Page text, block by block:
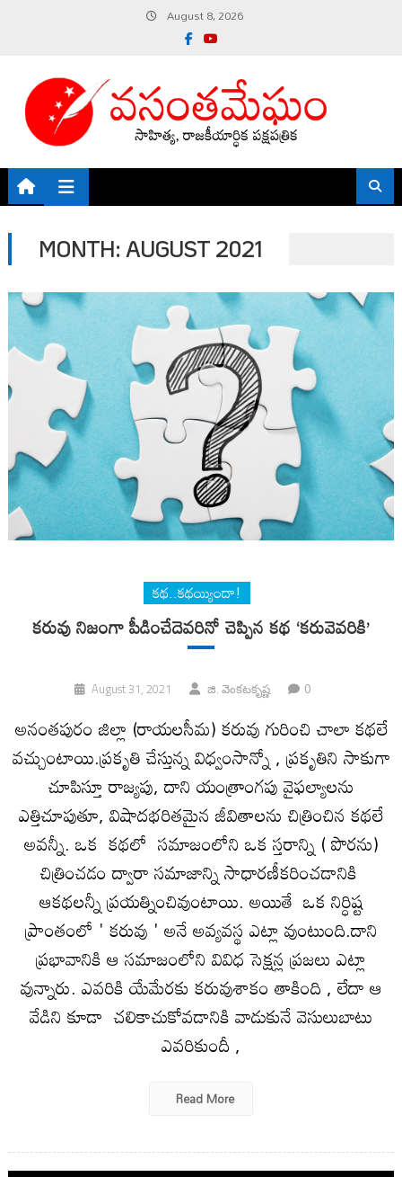
content
August 8, 2026
MONTH: AUGUST 2021
కథ..కథయ్యిందా!
కరువు నిజంగా పీడించేదెవరినో చెప్పిన కథ ‘కరువెవరికి’
August 31, 2021 జి. వెంక‌ట‌కృష్ణ‌ 0
అనంతపురం జిల్లా (రాయలసీమ) కరువు గురించి చాలా కథలే
వచ్చుంటాయి.ప్రకృతి చేస్తున్న విధ్వంసాన్నో , ప్రకృతిని సాకుగా
చూపిస్తూ రాజ్యపు, దాని యంత్రాంగపు వైఫల్యాలను
ఎత్తిచూపుతూ, విషాదభరితమైన జీవితాలను చిత్రించిన కథలే
అవన్నీ. ఒక కథలో సమాజంలోని ఒక స్తరాన్ని ( పొరను)
చిత్రించడం ద్వారా సమాజాన్ని సాధారణీకరించడానికి
ఆకథలన్నీ ప్రయత్నించివుంటాయి. అయితే ఒక నిర్ధిష్ట
ప్రాంతంలో ' కరువు ' అనే అవ్యవస్థ ఎట్లా వుంటుంది.దాని
ప్రభావానికి ఆ సమాజంలోని వివిధ సెక్షన్ల ప్రజలు ఎట్లా
వున్నారు. ఎవరికి యేమేరకు కరువుశాకం తాకింది , లేదా ఆ
వేడిని కూడా చలికాచుకోవడానికి వాడుకునే వెసులుబాటు
ఎవరికుందీ ,
Read More